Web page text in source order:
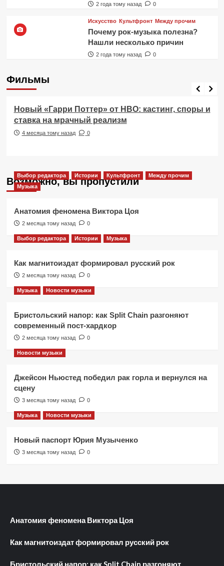
2 года тому назад 0
Искусство Культфронт Между прочим
Почему рок-музыка полезна?
Нашли несколько причин
2 года тому назад 0
Фильмы
Фильмы
Новый «Гарри Поттер» от HBO: кастинг, споры и
ставка на мрачный реализм
4 месяца тому назад 0
Возможно, вы пропустили
Выбор редактора Истории Культфронт
Между прочим
Музыка
Анатомия феномена Виктора Цоя
2 месяца тому назад 0
Выбор редактора Истории Музыка
Как магнитоиздат формировал русский рок
2 месяца тому назад 0
Музыка Новости музыки
Бристольский напор: как Split Chain разгоняют
современный пост-хардкор
2 месяца тому назад 0
Новости музыки
Джейсон Ньюстед победил рак горла и вернулся на
сцену
3 месяца тому назад 0
Музыка Новости музыки
Новый паспорт Юрия Музыченко
3 месяца тому назад 0
Анатомия феномена Виктора Цоя
Как магнитоиздат формировал русский рок
Бристольский напор: как Split Chain разгоняют